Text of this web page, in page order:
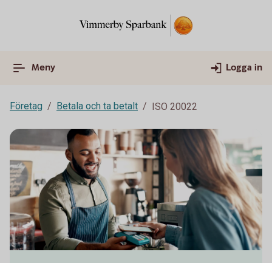
Meny Logga in
Företag Betala och ta betalt ISO 20022